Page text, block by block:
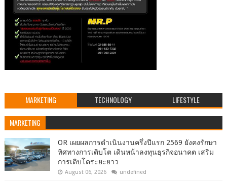
MARKETING TECHNOLOGY LIFESTYLE
MARKETING
OR เผยผลการดำเนินงานครึ่งปีแรก 2569 ยังคงรักษา
ทิศทางการเติบโต เดินหน้าลงทุนธุรกิจอนาคต เสริม
การเติบโตระยะยาว
August 06, 2026 undefined